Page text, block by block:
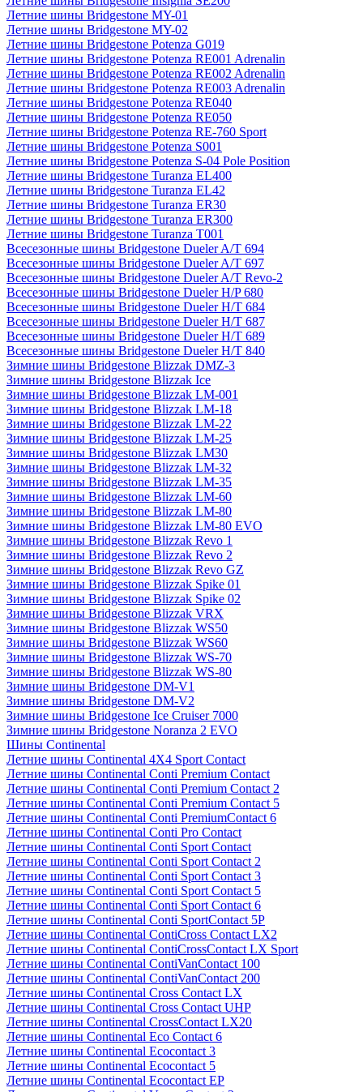
Летние шины Bridgestone MY-01
Летние шины Bridgestone MY-02
Летние шины Bridgestone Potenza G019
Летние шины Bridgestone Potenza RE001 Adrenalin
Летние шины Bridgestone Potenza RE002 Adrenalin
Летние шины Bridgestone Potenza RE003 Adrenalin
Летние шины Bridgestone Potenza RE040
Летние шины Bridgestone Potenza RE050
Летние шины Bridgestone Potenza RE-760 Sport
Летние шины Bridgestone Potenza S001
Летние шины Bridgestone Potenza S-04 Pole Position
Летние шины Bridgestone Turanza EL400
Летние шины Bridgestone Turanza EL42
Летние шины Bridgestone Turanza ER30
Летние шины Bridgestone Turanza ER300
Летние шины Bridgestone Turanza T001
Всесезонные шины Bridgestone Dueler A/T 694
Всесезонные шины Bridgestone Dueler A/T 697
Всесезонные шины Bridgestone Dueler A/T Revo-2
Всесезонные шины Bridgestone Dueler H/P 680
Всесезонные шины Bridgestone Dueler H/T 684
Всесезонные шины Bridgestone Dueler H/T 687
Всесезонные шины Bridgestone Dueler H/T 689
Всесезонные шины Bridgestone Dueler H/T 840
Зимние шины Bridgestone Blizzak DMZ-3
Зимние шины Bridgestone Blizzak Ice
Зимние шины Bridgestone Blizzak LM-001
Зимние шины Bridgestone Blizzak LM-18
Зимние шины Bridgestone Blizzak LM-22
Зимние шины Bridgestone Blizzak LM-25
Зимние шины Bridgestone Blizzak LM30
Зимние шины Bridgestone Blizzak LM-32
Зимние шины Bridgestone Blizzak LM-35
Зимние шины Bridgestone Blizzak LM-60
Зимние шины Bridgestone Blizzak LM-80
Зимние шины Bridgestone Blizzak LM-80 EVO
Зимние шины Bridgestone Blizzak Revo 1
Зимние шины Bridgestone Blizzak Revo 2
Зимние шины Bridgestone Blizzak Revo GZ
Зимние шины Bridgestone Blizzak Spike 01
Зимние шины Bridgestone Blizzak Spike 02
Зимние шины Bridgestone Blizzak VRX
Зимние шины Bridgestone Blizzak WS50
Зимние шины Bridgestone Blizzak WS60
Зимние шины Bridgestone Blizzak WS-70
Зимние шины Bridgestone Blizzak WS-80
Зимние шины Bridgestone DM-V1
Зимние шины Bridgestone DM-V2
Зимние шины Bridgestone Ice Cruiser 7000
Зимние шины Bridgestone Noranza 2 EVO
Шины Continental
Летние шины Continental 4X4 Sport Contact
Летние шины Continental Conti Premium Contact
Летние шины Continental Conti Premium Contact 2
Летние шины Continental Conti Premium Contact 5
Летние шины Continental Conti PremiumContact 6
Летние шины Continental Conti Pro Contact
Летние шины Continental Conti Sport Contact
Летние шины Continental Conti Sport Contact 2
Летние шины Continental Conti Sport Contact 3
Летние шины Continental Conti Sport Contact 5
Летние шины Continental Conti Sport Contact 6
Летние шины Continental Conti SportContact 5P
Летние шины Continental ContiCross Contact LX2
Летние шины Continental ContiCrossContact LX Sport
Летние шины Continental ContiVanContact 100
Летние шины Continental ContiVanContact 200
Летние шины Continental Cross Contact LX
Летние шины Continental Cross Contact UHP
Летние шины Continental CrossContact LX20
Летние шины Continental Eco Contact 6
Летние шины Continental Ecocontact 3
Летние шины Continental Ecocontact 5
Летние шины Continental Ecocontact EP